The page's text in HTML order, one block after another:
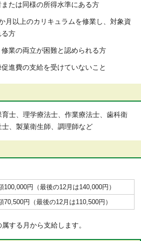
たは同様の所得水準にある方
月以上のカリキュラムを修業し、対象資
る方
業の両立が困難と認められる方
進費の支給を受けていないこと
士、理学療法士、作業療法士、歯科衛
、製菓衛生師、調理師など
100,000円（最後の12月は140,000円）
70,500円（最後の12月は110,500円）
する月から支給します。